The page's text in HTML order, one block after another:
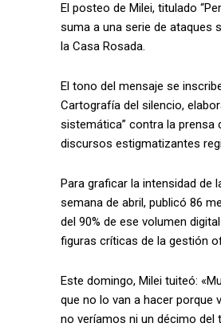
El posteo de Milei, titulado
suma a una serie de ataques
la Casa Rosada.
El tono del mensaje se
Cartografía del silencio,
sistemática” contra la prensa
discursos estigmatizantes
Para graficar la intensidad de
semana de abril, publicó 86
del 90% de ese volumen
figuras críticas de la gestión
Este domingo, Milei tuiteó:
que no lo van a hacer porque
no veríamos ni un décimo del